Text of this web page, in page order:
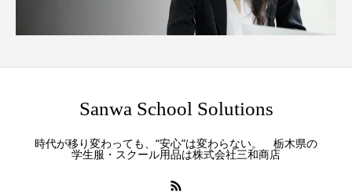
Sanwa School Solutions
時代が移り変わっても、“安心”は変わらない。 栃木県の
学生服・スクール用品は株式会社三和商店